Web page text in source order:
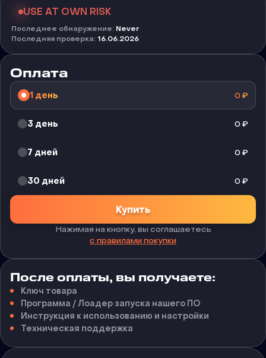
USE AT OWN RISK
Последнее обнаружение: Never
Последняя проверка: 16.06.2026
Оплата
1 день 0₽
3 день 0₽
7 дней 0₽
30 дней 0₽
Купить
Нажимая на кнопку, вы соглашаетесь
с правилами покупки
После оплаты, вы получаете:
Ключ товара
Программа / Лоадер запуска нашего ПО
Инструкция к использованию и настройки
Техническая поддержка